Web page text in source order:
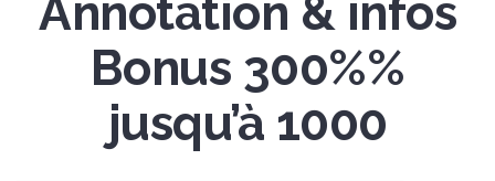
Annotation & infos
Bonus 300%%
jusqu’à 1000